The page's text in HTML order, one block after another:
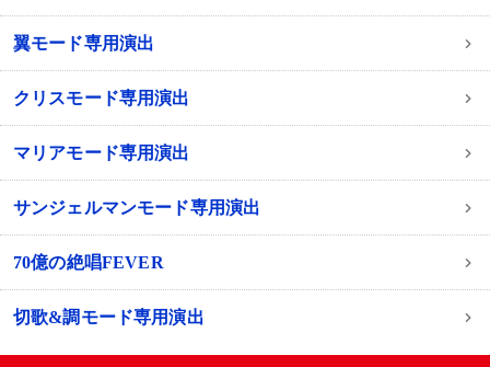
翼モード専用演出
クリスモード専用演出
マリアモード専用演出
サンジェルマンモード専用演出
70億の絶唱FEVER
切歌&調モード専用演出